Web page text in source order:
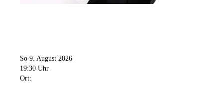
So 9. August 2026
19:30 Uhr
Ort: